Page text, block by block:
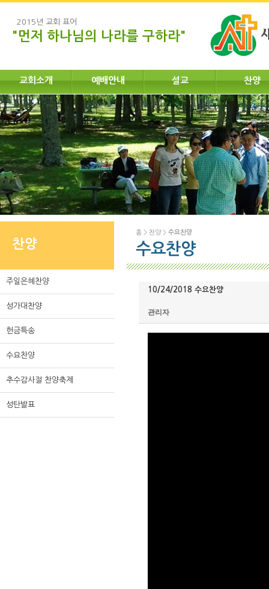
2015년 교회 표어
"먼저 하나님의 나라를 구하라"
교회소개 예배안내 설교 찬양
찬양
주일은혜찬양
성가대찬양
헌금특송
수요찬양
추수감사절 찬양축제
성탄발표
홈 > 찬양> 수요찬양
수요찬양
10/24/2018 수요찬양
관리자